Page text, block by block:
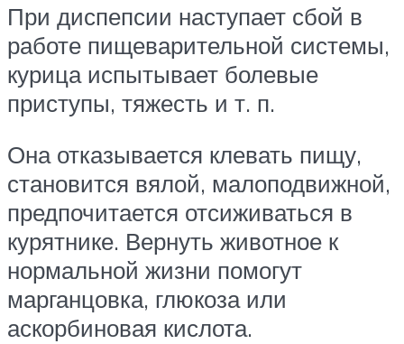
При диспепсии наступает сбой в
работе пищеварительной системы,
курица испытывает болевые
приступы, тяжесть и т. п.
Она отказывается клевать пищу,
становится вялой, малоподвижной,
предпочитается отсиживаться в
курятнике. Вернуть животное к
нормальной жизни помогут
марганцовка, глюкоза или
аскорбиновая кислота.